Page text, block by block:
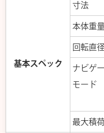
基本スペック
寸法
本体重
回転直
ナビゲ
モード
最大積